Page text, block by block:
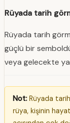
Rüyada tarih
Rüyada tarih
güçlü bir
veya gelecekte
Not: Rüyada
rüya, kişinin